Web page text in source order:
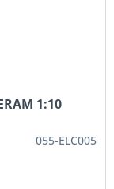
1:10
055-ELC005